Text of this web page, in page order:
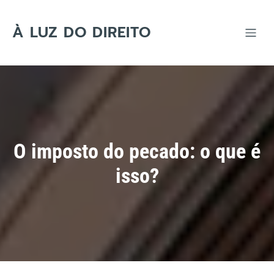
content
À LUZ DO DIREITO
O imposto do pecado: o que é
isso?